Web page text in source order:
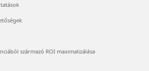
származó ROI maximalizálása